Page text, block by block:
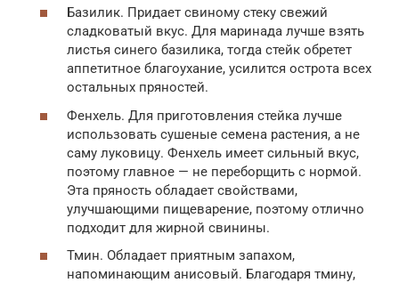
Базилик. Придает свиному стеку свежий
сладковатый вкус. Для маринада лучше взять
листья синего базилика, тогда стейк обретет
аппетитное благоухание, усилится острота всех
остальных пряностей.
Фенхель. Для приготовления стейка лучше
использовать сушеные семена растения, а не
саму луковицу. Фенхель имеет сильный вкус,
поэтому главное — не переборщить с нормой.
Эта пряность обладает свойствами,
улучшающими пищеварение, поэтому отлично
подходит для жирной свинины.
Тмин. Обладает приятным запахом,
напоминающим анисовый. Благодаря тмину,